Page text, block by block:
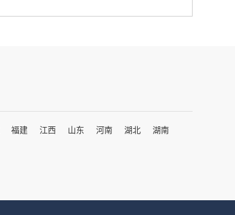
福建 江西 山东 河南 湖北
湖南